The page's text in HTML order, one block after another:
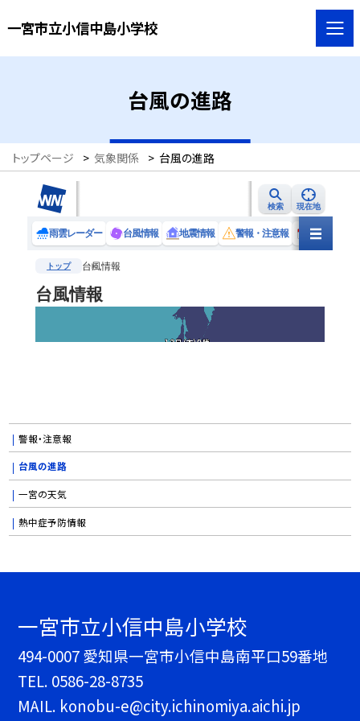
一宮市立小信中島小学校
台風の進路
トップページ > 気象関係 > 台風の進路
警報・注意報
台風の進路
一宮の天気
熱中症予防情報
一宮市立小信中島小学校
494-0007 愛知県一宮市小信中島南平口59番地
TEL. 0586-28-8735
MAIL. konobu-e@city.ichinomiya.aichi.jp